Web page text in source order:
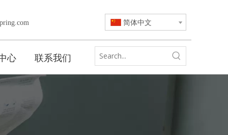
简体中文
心 联系我们